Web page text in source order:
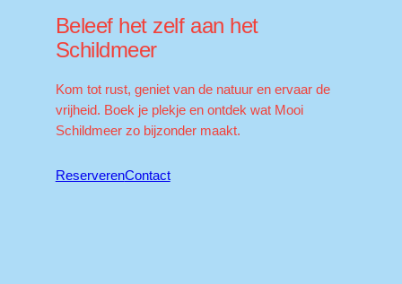
Beleef het zelf aan het
Schildmeer
Kom tot rust, geniet van de natuur en ervaar de
vrijheid. Boek je plekje en ontdek wat Mooi
Schildmeer zo bijzonder maakt.
ReserverenContact